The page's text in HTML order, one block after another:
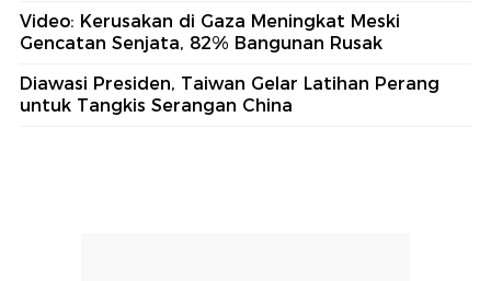
Video: Kerusakan di Gaza Meningkat Meski
Gencatan Senjata, 82% Bangunan Rusak
Diawasi Presiden, Taiwan Gelar Latihan Perang
untuk Tangkis Serangan China